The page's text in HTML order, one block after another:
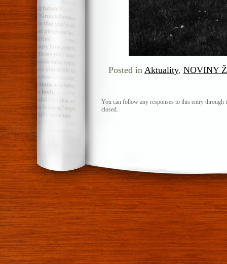
Posted in Aktuality, NOVINY
You can follow any responses to this entry through
closed.